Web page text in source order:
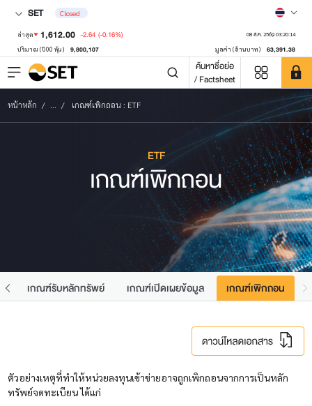
SET Closed
ล่าสุด 1,612.00 -2.64 (-0.16%) 08 ส.ค. 2569 03:20:14
ปริมาณ ('000 หุ้น) 9,800,107 มูลค่า (ล้านบาท) 63,391.38
ค้นหาชื่อย่อ
/ Factsheet
หน้าหลัก ... เกณฑ์เพิกถอน : ETF
ETF
เกณฑ์เพิกถอน
เกณฑ์รับหลักทรัพย์ เกณฑ์เปิดเผยข้อมูล เกณฑ์เพิกถอน
ตัวอย่างเหตุที่ทำให้หน่วยลงทุนเข้าข่ายอาจถูกเพิกถอนจากการเป็นหลัก
ทรัพย์จดทะเบียน ได้แก่